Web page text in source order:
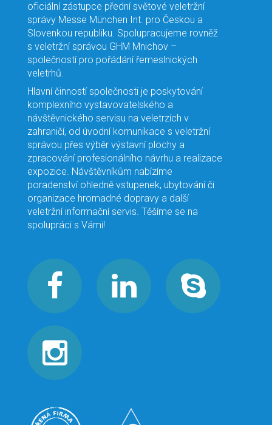
oficiální zástupce přední světové veletržní
správy Messe München Int. pro Českou a
Slovenkou republiku. Spolupracujeme rovněž
s veletržní správou GHM Mnichov –
společností pro pořádání řemeslnických
veletrhů.
Hlavní činností společnosti je poskytování
komplexního vystavovatelského a
návštěvnického servisu na veletrzích v
zahraničí, od úvodní komunikace s veletržní
správou přes výběr výstavní plochy a
zpracování profesionálního návrhu a realizace
expozice. Návštěvníkům nabízíme
poradenství ohledně vstupenek, ubytování či
organizace hromadné dopravy a další
veletržní informační servis. Těšíme se na
spolupráci s Vámi!